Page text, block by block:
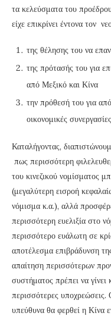
τα κελεύσματα του
είχε επικρίνει έντονα τον
της θέλησης του να
της πρότασής του για
από Μεξικό και Κίνα
την πρόθεσή του για
οικονομικές
Καταλήγοντας,
πως περισσότερη
του κινεζικού νομίσματος
(μεγαλύτερη εισροή
νόμισμα κ.α.), αλλά
περισσότερη ευελιξία στο
περισσότερο ευάλωτη σε
αποτέλεσμα επιβράδυνση
απαίτηση περισσότερων
συστήματος πρέπει να
περισσότερες
υπεύθυνα θα φερθεί η Κίνα